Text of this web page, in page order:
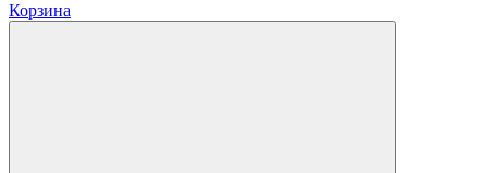
Корзина